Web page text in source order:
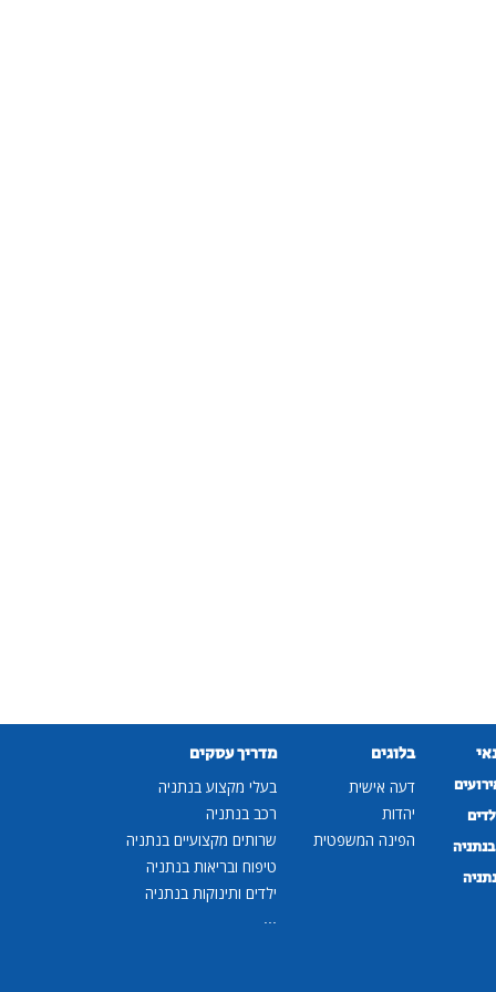
בלוגים
דעה אישית
יהדות
הפינה המשפטית
מדריך עסקים
בעלי מקצוע בנתניה
רכב בנתניה
שרותים מקצועיים בנתניה
טיפוח ובריאות בנתניה
ילדים ותינוקות בנתניה